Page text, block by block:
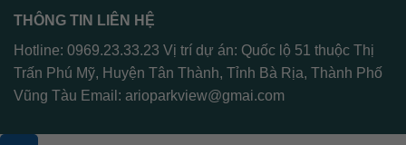
THÔNG TIN LIÊN HỆ
Hotline: 0969.23.33.23 Vị trí dự án: Quốc lộ 51 thuộc Thị
Trấn Phú Mỹ, Huyện Tân Thành, Tỉnh Bà Rịa, Thành Phố
Vũng Tàu Email: arioparkview@gmai.com